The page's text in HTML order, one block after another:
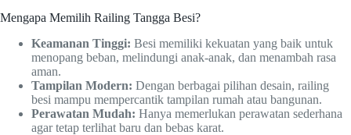
Mengapa Memilih Railing Tangga Besi?
Keamanan Tinggi: Besi memiliki kekuatan yang baik untuk
menopang beban, melindungi anak-anak, dan menambah rasa
aman.
Tampilan Modern: Dengan berbagai pilihan desain, railing
besi mampu mempercantik tampilan rumah atau bangunan.
Perawatan Mudah: Hanya memerlukan perawatan sederhana
agar tetap terlihat baru dan bebas karat.